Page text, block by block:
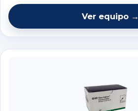
Ver equipo →